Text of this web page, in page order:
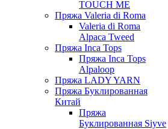
TOUCH ME
Пряжа Valeria di Roma
Valeria di Roma
Alpaca Tweed
Пряжа Inca Tops
Пряжа Inca Tops
Alpaloop
Пряжа LADY YARN
Пряжа Буклированная
Китай
Пряжа
Буклированная Siyve